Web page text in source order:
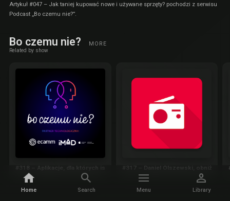
Home Search Menu Library
Artykuł #047 – Jak taniej kupować nowe i używane sprzęty? pochodzi z serwisu
Podcast „Bo czemu nie?”
Bo czemu nie? MORE
Related by show
#318 – Aplikacje, dla których istnieje macOS#317 – Daniel Olszewski, obniżki